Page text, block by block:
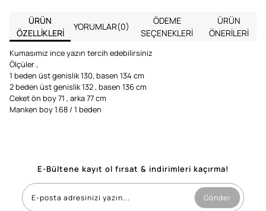
ÜRÜN
ÖZELLIKLERI
YORUMLAR(0)
ÖDEME
SEÇENEKLERI
ÜRÜN
ÖNERILERI
Kumasımız ince yazın tercih edebilirsiniz
Ölçüler ,
1 beden üst genislik 130, basen 134 cm
2 beden üst genislik 132 , basen 136 cm
Ceket ön boy 71 , arka 77 cm
Manken boy 1.68 / 1 beden
E-Bültene kayıt ol fırsat & indirimleri kaçırma!
Gönder